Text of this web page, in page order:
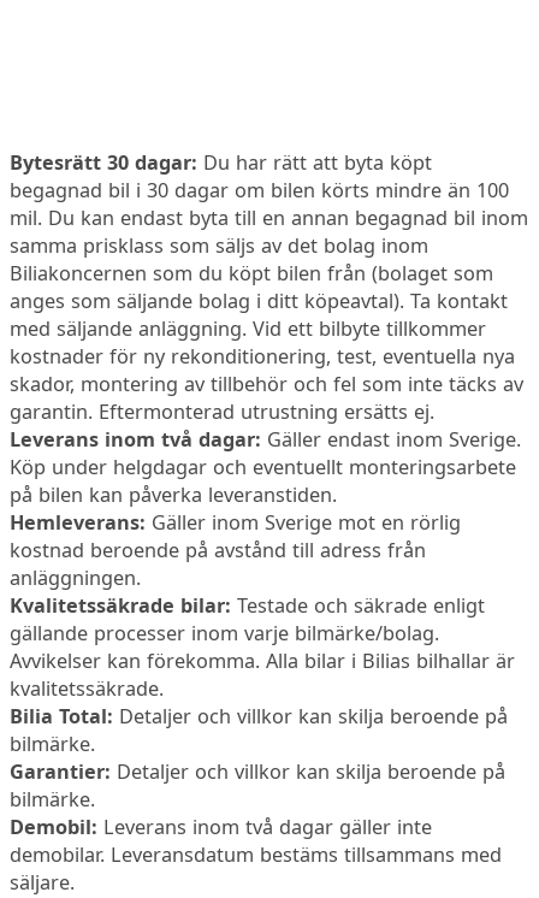
Bytesrätt 30 dagar: Du har rätt att byta köpt
begagnad bil i 30 dagar om bilen körts mindre än 100
mil. Du kan endast byta till en annan begagnad bil inom
samma prisklass som säljs av det bolag inom
Biliakoncernen som du köpt bilen från (bolaget som
anges som säljande bolag i ditt köpeavtal). Ta kontakt
med säljande anläggning. Vid ett bilbyte tillkommer
kostnader för ny rekonditionering, test, eventuella nya
skador, montering av tillbehör och fel som inte täcks av
garantin. Eftermonterad utrustning ersätts ej.
Leverans inom två dagar: Gäller endast inom Sverige.
Köp under helgdagar och eventuellt monteringsarbete
på bilen kan påverka leveranstiden.
Hemleverans: Gäller inom Sverige mot en rörlig
kostnad beroende på avstånd till adress från
anläggningen.
Kvalitetssäkrade bilar: Testade och säkrade enligt
gällande processer inom varje bilmärke/bolag.
Avvikelser kan förekomma. Alla bilar i Bilias bilhallar är
kvalitetssäkrade.
Bilia Total: Detaljer och villkor kan skilja beroende på
bilmärke.
Garantier: Detaljer och villkor kan skilja beroende på
bilmärke.
Demobil: Leverans inom två dagar gäller inte
demobilar. Leveransdatum bestäms tillsammans med
säljare.